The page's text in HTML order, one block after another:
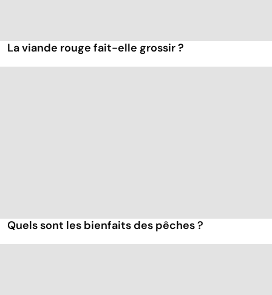
La viande rouge fait-elle grossir ?
Quels sont les bienfaits des pêches ?